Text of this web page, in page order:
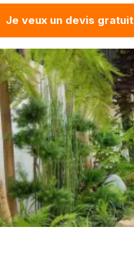
Je veux un devis gratuit